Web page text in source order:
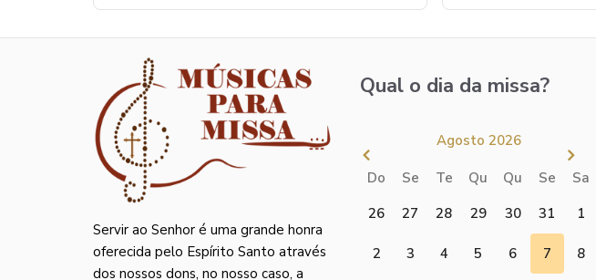
Servir ao Senhor é uma grande honra
oferecida pelo Espírito Santo através
dos nossos dons, no nosso caso, a
Qual o dia da missa?
Agosto 2026
Do Se Te Qu Qu Se
Sa
26
27 28 29 30 31 1
2 3 4 5 6 7 8